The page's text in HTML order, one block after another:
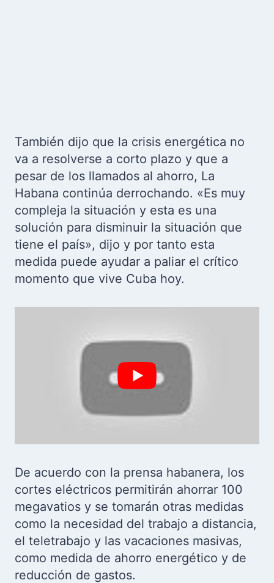
También dijo que la crisis energética no
va a resolverse a corto plazo y que a
pesar de los llamados al ahorro, La
Habana continúa derrochando. «Es muy
compleja la situación y esta es una
solución para disminuir la situación que
tiene el país», dijo y por tanto esta
medida puede ayudar a paliar el crítico
momento que vive Cuba hoy.
De acuerdo con la prensa habanera, los
cortes eléctricos permitirán ahorrar 100
megavatios y se tomarán otras medidas
como la necesidad del trabajo a distancia,
el teletrabajo y las vacaciones masivas,
como medida de ahorro energético y de
reducción de gastos.